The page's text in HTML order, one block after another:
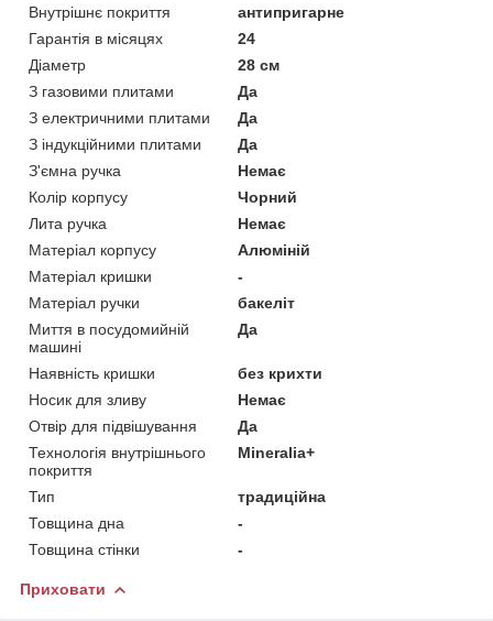
Внутрішнє покриття
антипригарне
Гарантія в місяцях
24
Діаметр
28 см
З газовими плитами
Да
З електричними плитами
Да
З індукційними плитами
Да
З'ємна ручка
Немає
Колір корпусу
Чорний
Лита ручка
Немає
Матеріал корпусу
Алюміній
Матеріал кришки
-
Матеріал ручки
бакеліт
Миття в посудомийній
машині
Да
Наявність кришки
без крихти
Носик для зливу
Немає
Отвір для підвішування
Да
Технологія внутрішнього
покриття
Mineralia+
Тип
традиційна
Товщина дна
-
Товщина стінки
-
Приховати